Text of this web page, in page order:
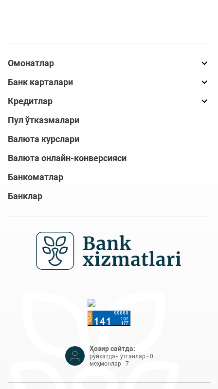
Омонатлар
Банк карталари
Кредитлар
Пул ўтказмалари
Валюта курслари
Валюта онлайн-конверсияси
Банкоматлар
Банклар
Ҳозир сайтда:
рўйхатдан ўтганлар - 0
меҳмонлар - 7